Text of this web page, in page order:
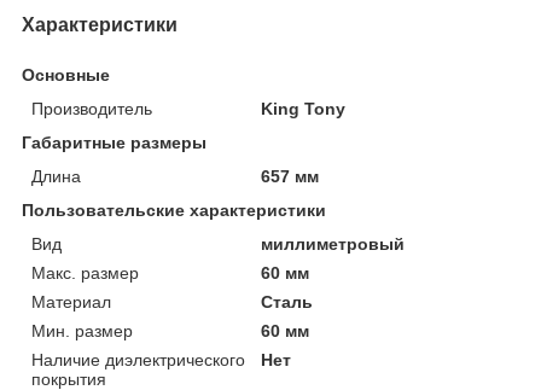
Характеристики
Основные
Производитель
King Tony
Габаритные размеры
Длина
657 мм
Пользовательские характеристики
Вид
миллиметровый
Макс. размер
60 мм
Материал
Сталь
Мин. размер
60 мм
Наличие диэлектрического
покрытия
Нет